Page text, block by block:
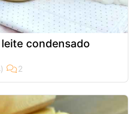
leite condensado